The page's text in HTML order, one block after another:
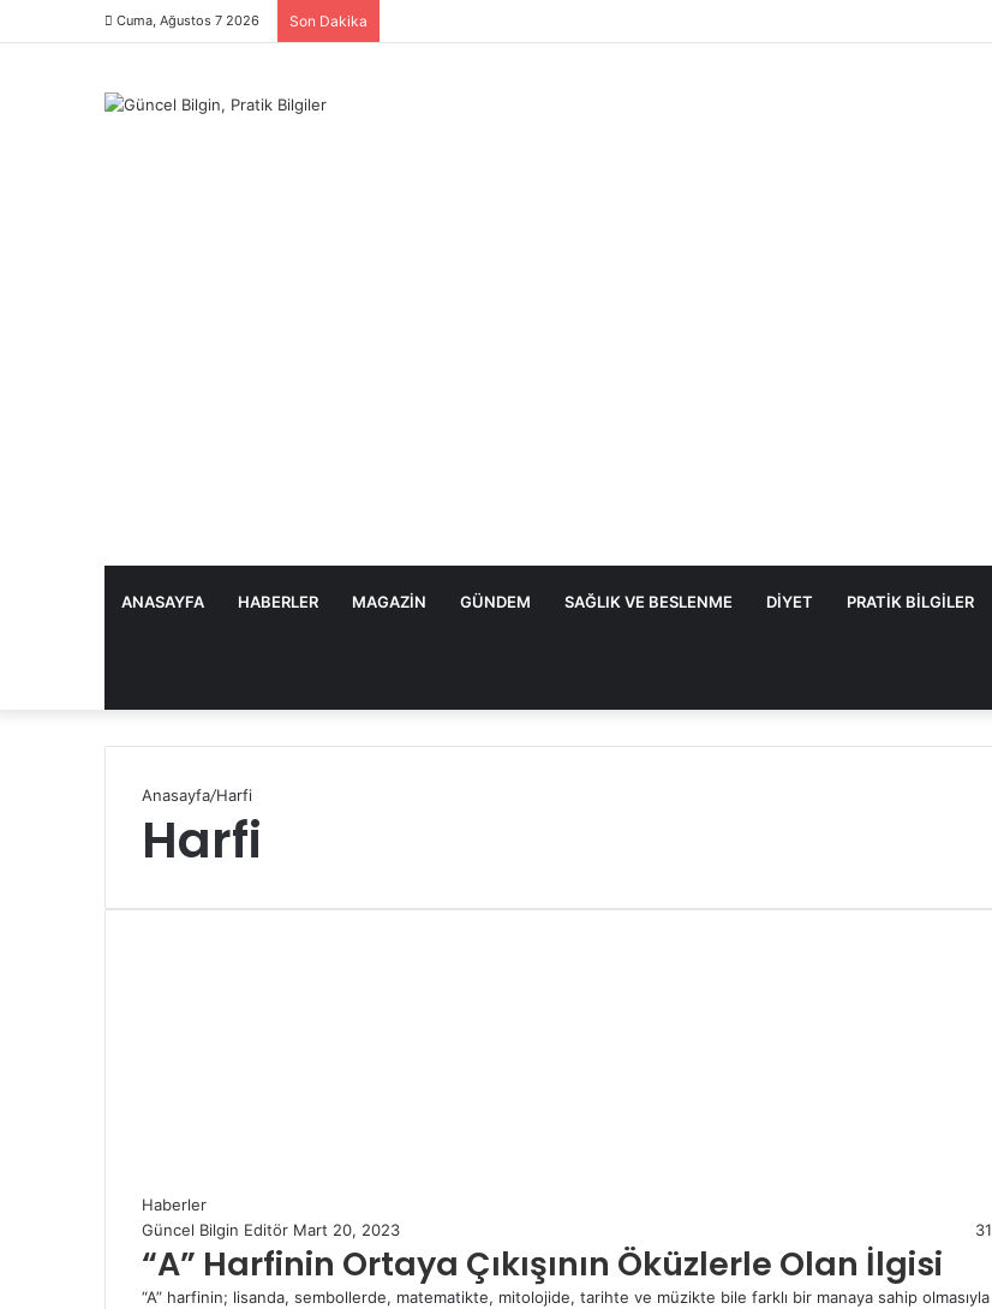
Cuma, Ağustos 7 2026 Son Dakika
ANASAYFA HABERLER MAGAZIN GÜNDEM SAĞLIK VE BESLENME DIYET PRATIK BILGILER
Anasayfa/Harfi
Harfi
Haberler
Güncel Bilgin Editör Mart 20, 2023 31
“A” Harfinin Ortaya Çıkışının Öküzlerle Olan İlgisi
“A” harfinin; lisanda, sembollerde, matematikte, mitolojide, tarihte ve müzikte bile farklı bir manaya sahip olmasıyla